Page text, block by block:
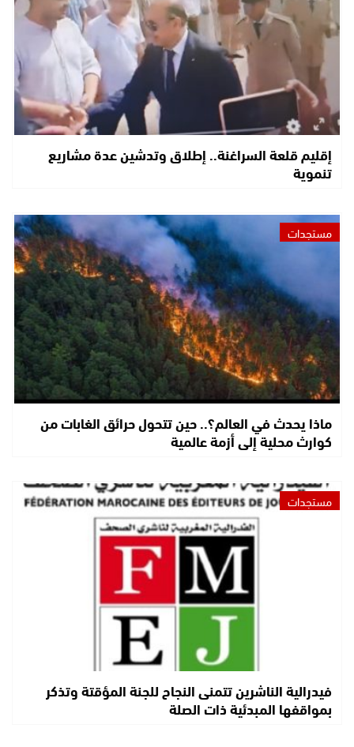
إقليم قلعة السراغنة.. إطلاق وتدشين عدة مشاريع
تنموية
مستجدات
ماذا يحدث في العالم؟.. حين تتحول حرائق الغابات من
كوارث محلية إلى أزمة عالمية
مستجدات
فيدرالية الناشرين تتمنى النجاح للجنة المؤقتة وتذكر
بمواقفها المبدئية ذات الصلة